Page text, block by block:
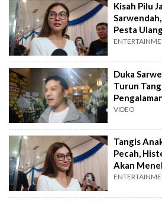
Kisah Pilu
Pesta
Pakaian di
Duka
Turun
VIDEO
Tangis
Pecah,
Akan